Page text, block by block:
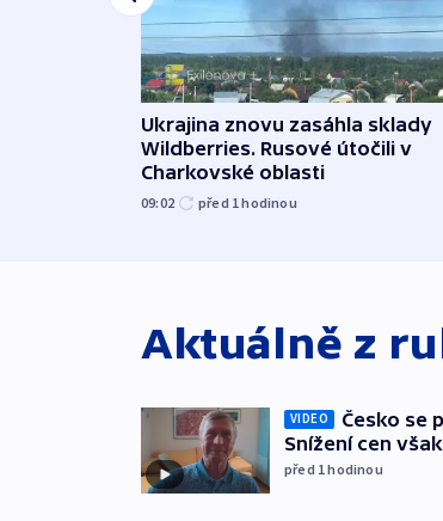
Ukrajina znovu zasáhla sklady
Wildberries. Rusové útočili v
Charkovské oblasti
09:02 před 1hodinou
Aktuálně z
VIDEO
Česko se
Snížení cen
před 1hodinou